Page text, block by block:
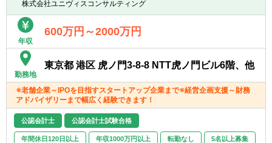
■素直で周囲に思いやりのある方
■専門家として常に学ぶ姿勢のある方
■柔軟でフットワークが軽い方
■部下の教育やマネジメントの経験がある方
業務紹介動画 https://youtu.be/qrqI55pvdps
【期待すること】
■また将来的には管理職として当事務所をけ
ん引頂けることを期待しています。
株式会社ユニヴィスコンサルティング
年収
600万円～2000万円
勤務地
東京都 港区 虎ノ門3-8-8 NTT虎ノ門ビル6階、他
※老舗企業～IPOを目指すスタートアップ企業まで※経営企画支援～財務
アドバイザリーまで幅広く経験できます！
公認会計士 公認会計士試験合格
年間休日120日以上 年収1000万円以上 転勤なし 5名以上募集